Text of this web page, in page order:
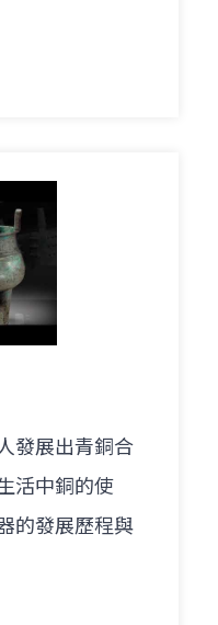
發展出青銅合
活中銅的使
的發展歷程與